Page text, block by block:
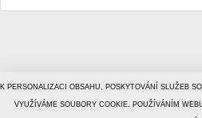
K PERSONALIZACI OBSAHU, POSKYTOVÁNÍ SLUŽEB
VYUŽÍVÁME SOUBORY COOKIE. POUŽÍVÁNÍM
© 1996–2026Tiscali Media, a.s.